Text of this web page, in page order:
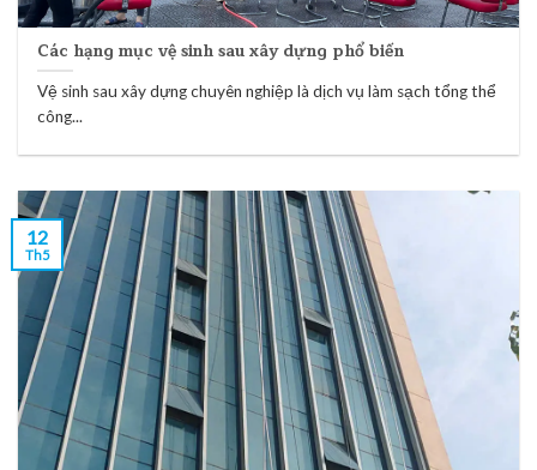
Các hạng mục vệ sinh sau xây dựng phổ biến
Vệ sinh sau xây dựng chuyên nghiệp là dịch vụ làm sạch tổng thể
công...
12
Th5